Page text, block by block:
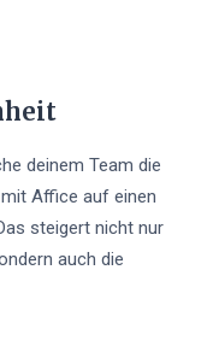
deinem Team die
Affice auf einen
steigert nicht nur
auch die